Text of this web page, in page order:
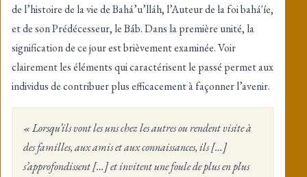
de l’histoire de la vie de Bahá’u’lláh, l’Auteur de la foi bahá'íe,
et de son Prédécesseur, le Báb. Dans la première unité, la
signification de ce jour est brièvement examinée. Voir
clairement les éléments qui caractérisent le passé permet aux
individus de contribuer plus efficacement à façonner l’avenir.
« Lorsqu’ils vont les uns chez les autres ou rendent visite à
des familles, aux amis et aux connaissances, ils […]
s’approfondissent […] et invitent une foule de plus en plus